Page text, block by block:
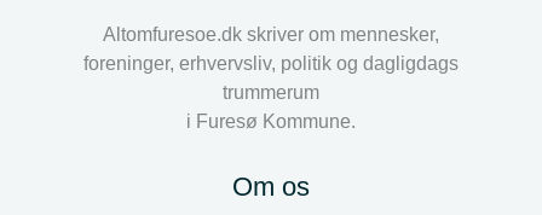
Altomfuresoe.dk skriver om mennesker,
foreninger, erhvervsliv, politik og dagligdags
trummerum
i Furesø Kommune.
Om os